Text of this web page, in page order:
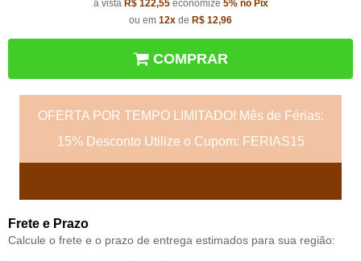
à vista R$ 122,55economize 5% no Pix
ou em 12x de R$ 12,96
COMPRAR
OFERTA POR TEMPO LIMITADO! Mês de Férias:
15% Desconto Utilize o Cupom: FERIAS15
Frete e Prazo
Calcule o frete e o prazo de entrega estimados para sua região: